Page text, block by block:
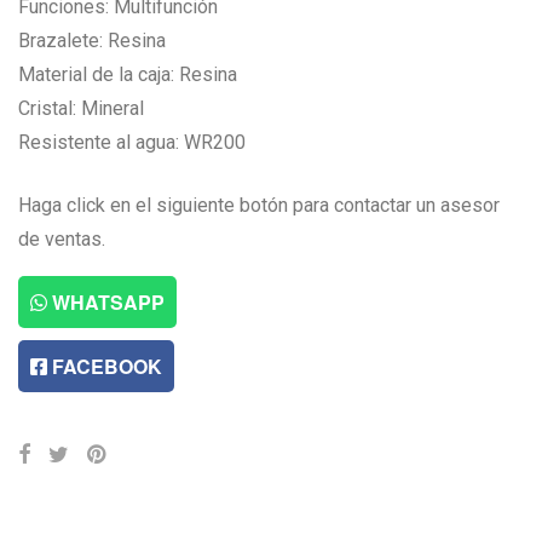
Funciones: Multifunción
Brazalete: Resina
Material de la caja: Resina
Cristal: Mineral
Resistente al agua: WR200
Haga click en el siguiente botón para contactar un asesor
de ventas.
WHATSAPP
FACEBOOK